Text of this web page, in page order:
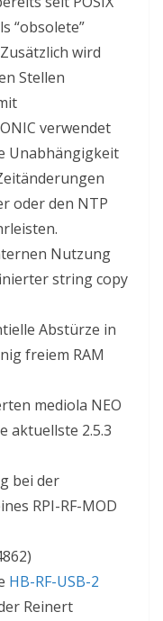
“obsolete”
wird
Stellen
verwendet
Unabhängigkeit
oder den NTP
Nutzung
string copy
Abstürze in
freiem RAM
mediola NEO
aktuellste 2.5.3
bei der
RPI-RF-MOD
HB-RF-USB-2
Reinert